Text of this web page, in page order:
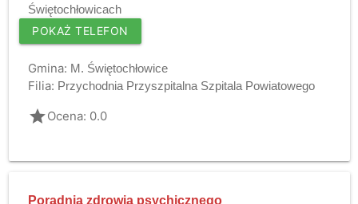
Świętochłowicach
POKAŻ TELEFON
Gmina: M. Świętochłowice
Filia: Przychodnia Przyszpitalna Szpitala Powiatowego
gradeOcena: 0.0
Poradnia zdrowia psychicznego